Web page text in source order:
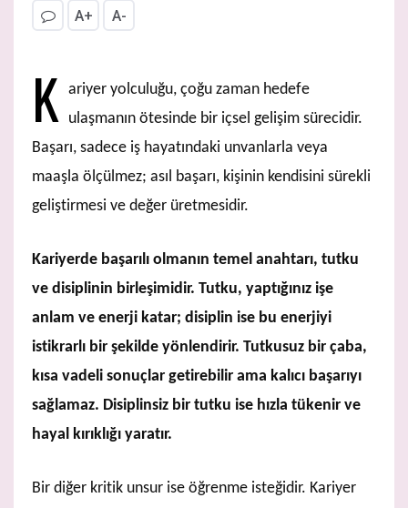
A+ A-
K ariyer yolculuğu, çoğu zaman hedefe
ulaşmanın ötesinde bir içsel gelişim sürecidir.
Başarı, sadece iş hayatındaki unvanlarla veya
maaşla ölçülmez; asıl başarı, kişinin kendisini sürekli
geliştirmesi ve değer üretmesidir.
Kariyerde başarılı olmanın temel anahtarı, tutku
ve disiplinin birleşimidir. Tutku, yaptığınız işe
anlam ve enerji katar; disiplin ise bu enerjiyi
istikrarlı bir şekilde yönlendirir. Tutkusuz bir çaba,
kısa vadeli sonuçlar getirebilir ama kalıcı başarıyı
sağlamaz. Disiplinsiz bir tutku ise hızla tükenir ve
hayal kırıklığı yaratır.
Bir diğer kritik unsur ise öğrenme isteğidir. Kariyer